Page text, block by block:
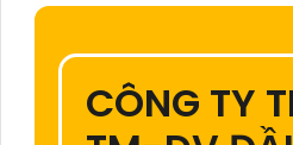
CÔNG TY